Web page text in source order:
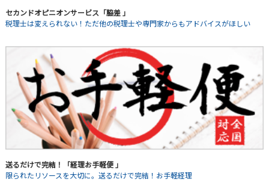
セカンドオピニオンサービス「脇差 」
税理士は変えられない！ただ他の税理士や専門家からもアドバイスがほしい
送るだけで完結！「経理お手軽便 」
限られたリソースを大切に。送るだけで完結！お手軽経理